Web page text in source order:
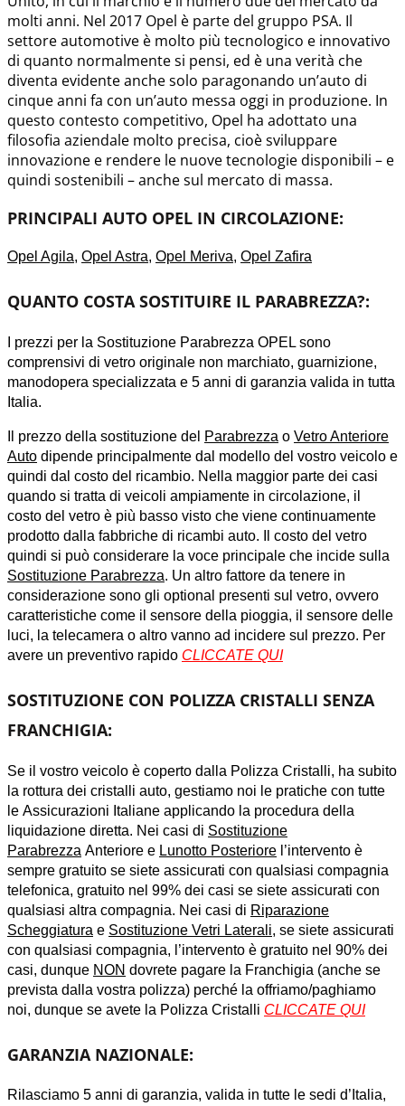
molti anni. Nel 2017 Opel è parte del gruppo PSA. Il
settore automotive è molto più tecnologico e innovativo
di quanto normalmente si pensi, ed è una verità che
diventa evidente anche solo paragonando un’auto di
cinque anni fa con un’auto messa oggi in produzione. In
questo contesto competitivo, Opel ha adottato una
filosofia aziendale molto precisa, cioè sviluppare
innovazione e rendere le nuove tecnologie disponibili – e
quindi sostenibili – anche sul mercato di massa.
PRINCIPALI AUTO OPEL IN CIRCOLAZIONE:
Opel Agila, Opel Astra, Opel Meriva, Opel Zafira
QUANTO COSTA SOSTITUIRE IL PARABREZZA?:
I prezzi per la Sostituzione Parabrezza OPEL sono
comprensivi di vetro originale non marchiato, guarnizione,
manodopera specializzata e 5 anni di garanzia valida in tutta
Italia.
Il prezzo della sostituzione del Parabrezza o Vetro Anteriore
Auto dipende principalmente dal modello del vostro veicolo e
quindi dal costo del ricambio. Nella maggior parte dei casi
quando si tratta di veicoli ampiamente in circolazione, il
costo del vetro è più basso visto che viene continuamente
prodotto dalla fabbriche di ricambi auto. Il costo del vetro
quindi si può considerare la voce principale che incide sulla
Sostituzione Parabrezza. Un altro fattore da tenere in
considerazione sono gli optional presenti sul vetro, ovvero
caratteristiche come il sensore della pioggia, il sensore delle
luci, la telecamera o altro vanno ad incidere sul prezzo. Per
avere un preventivo rapido CLICCATE QUI
SOSTITUZIONE CON POLIZZA CRISTALLI SENZA
FRANCHIGIA:
Se il vostro veicolo è coperto dalla Polizza Cristalli, ha subito
la rottura dei cristalli auto, gestiamo noi le pratiche con tutte
le Assicurazioni Italiane applicando la procedura della
liquidazione diretta. Nei casi di Sostituzione
Parabrezza Anteriore e Lunotto Posteriore l’intervento è
sempre gratuito se siete assicurati con qualsiasi compagnia
telefonica, gratuito nel 99% dei casi se siete assicurati con
qualsiasi altra compagnia. Nei casi di Riparazione
Scheggiatura e Sostituzione Vetri Laterali, se siete assicurati
con qualsiasi compagnia, l’intervento è gratuito nel 90% dei
casi, dunque NON dovrete pagare la Franchigia (anche se
prevista dalla vostra polizza) perché la offriamo/paghiamo
noi, dunque se avete la Polizza Cristalli CLICCATE QUI
GARANZIA NAZIONALE:
Rilasciamo 5 anni di garanzia, valida in tutte le sedi d’Italia,